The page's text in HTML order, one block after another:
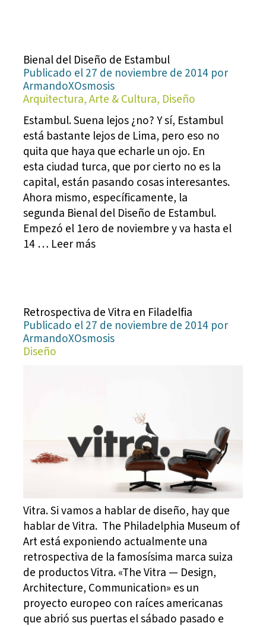
Bienal del Diseño de Estambul
Publicado el 27 de noviembre de 2014 por
ArmandoXOsmosis
Arquitectura, Arte & Cultura, Diseño
Estambul. Suena lejos ¿no? Y sí, Estambul
está bastante lejos de Lima, pero eso no
quita que haya que echarle un ojo. En
esta ciudad turca, que por cierto no es la
capital, están pasando cosas interesantes.
Ahora mismo, específicamente, la
segunda Bienal del Diseño de Estambul.
Empezó el 1ero de noviembre y va hasta el
14 … Leer más
Retrospectiva de Vitra en Filadelfia
Publicado el 27 de noviembre de 2014 por
ArmandoXOsmosis
Diseño
Vitra. Si vamos a hablar de diseño, hay que
hablar de Vitra. The Philadelphia Museum of
Art está exponiendo actualmente una
retrospectiva de la famosísima marca suiza
de productos Vitra. «The Vitra — Design,
Architecture, Communication» es un
proyecto europeo con raíces americanas
que abrió sus puertas el sábado pasado e